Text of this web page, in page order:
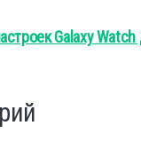
Galaxy